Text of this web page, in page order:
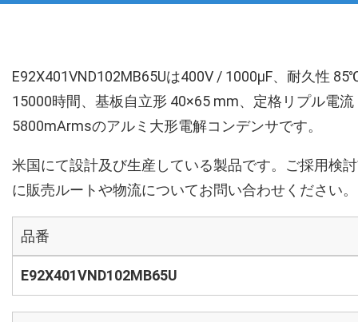
E92X401VND102MB65Uは400V / 1000µF、耐久性
15000時間、基板自立形 40×65 mm、定格リプル電流
5800mArmsのアルミ大形電解コンデンサです。
米国にて設計及び生産している製品です。ご採用検
に販売ルートや物流についてお問い合わせください。
品番
E92X401VND102MB65U